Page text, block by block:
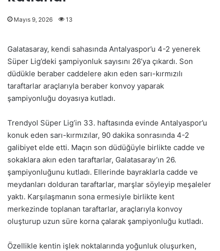
Mayıs 9, 2026 13
Galatasaray, kendi sahasında Antalyaspor’u 4-2 yenerek
Süper Lig’deki şampiyonluk sayısını 26’ya çıkardı. Son
düdükle beraber caddelere akın eden sarı-kırmızılı
taraftarlar araçlarıyla beraber konvoy yaparak
şampiyonluğu doyasıya kutladı.
Trendyol Süper Lig’in 33. haftasında evinde Antalyaspor’u
konuk eden sarı-kırmızılar, 90 dakika sonrasında 4-2
galibiyet elde etti. Maçın son düdüğüyle birlikte cadde ve
sokaklara akın eden taraftarlar, Galatasaray’ın 26.
şampiyonluğunu kutladı. Ellerinde bayraklarla cadde ve
meydanları dolduran taraftarlar, marşlar söyleyip meşaleler
yaktı. Karşılaşmanın sona ermesiyle birlikte kent
merkezinde toplanan taraftarlar, araçlarıyla konvoy
oluşturup uzun süre korna çalarak şampiyonluğu kutladı.
Özellikle kentin işlek noktalarında yoğunluk oluşurken,